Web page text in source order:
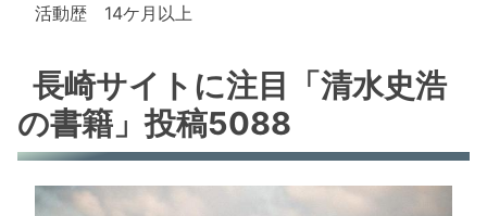
活動歴 14ケ月以上
長崎サイトに注目「清水史浩
の書籍」投稿5088